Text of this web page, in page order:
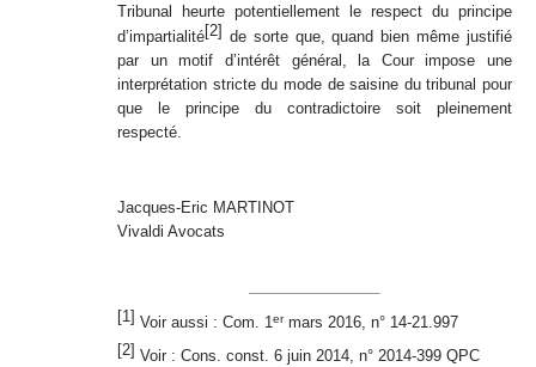
Tribunal heurte potentiellement le respect du principe
d’impartialité[2] de sorte que, quand bien même justifié
par un motif d’intérêt général, la Cour impose une
interprétation stricte du mode de saisine du tribunal pour
que le principe du contradictoire soit pleinement
respecté.
Jacques-Eric MARTINOT
Vivaldi Avocats
[1] Voir aussi : Com. 1ermars 2016, n° 14-21.997
[2] Voir : Cons. const. 6 juin 2014, n° 2014-399 QPC